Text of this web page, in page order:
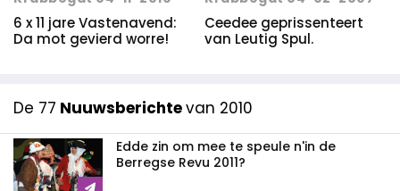
6 x 11 jare Vastenavend:
Da mot gevierd worre!
Ceedee geprissenteert
van Leutig Spul.
De 77 Nuuwsberichtevan 2010
Edde zin om mee te speule n'in de
Berregse Revu 2011?